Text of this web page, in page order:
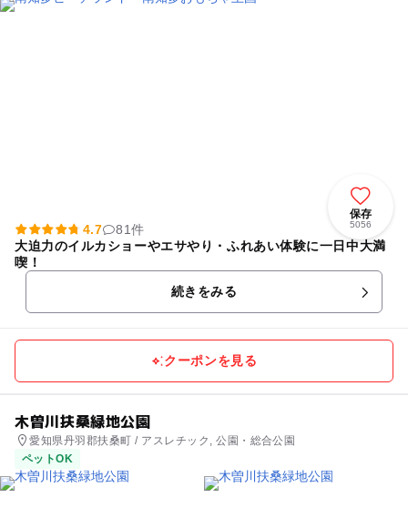
保存
5056
4.7
81件
大迫力のイルカショーやエサやり・ふれあい体験に一日中大満
喫！
続きをみる
クーポンを見る
木曽川扶桑緑地公園
愛知県丹羽郡扶桑町 / アスレチック, 公園・総合公園
ペットOK